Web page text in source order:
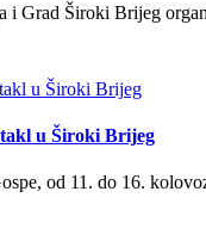
i Grad Široki Brijeg
u Široki Brijeg
od 11. do 16.